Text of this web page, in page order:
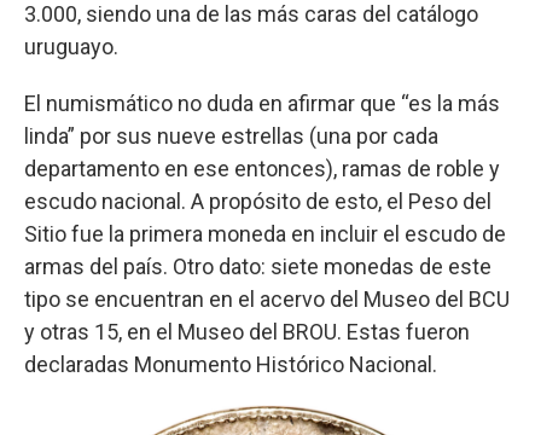
3.000, siendo una de las más caras del catálogo
uruguayo.
El numismático no duda en afirmar que “es la más
linda” por sus nueve estrellas (una por cada
departamento en ese entonces), ramas de roble y
escudo nacional. A propósito de esto, el Peso del
Sitio fue la primera moneda en incluir el escudo de
armas del país. Otro dato: siete monedas de este
tipo se encuentran en el acervo del Museo del BCU
y otras 15, en el Museo del BROU. Estas fueron
declaradas Monumento Histórico Nacional.